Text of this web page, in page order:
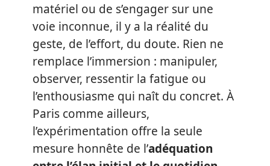
matériel ou de s’engager sur une
voie inconnue, il y a la réalité du
geste, de l’effort, du doute. Rien ne
remplace l’immersion : manipuler,
observer, ressentir la fatigue ou
l’enthousiasme qui naît du concret. À
Paris comme ailleurs,
l’expérimentation offre la seule
mesure honnête de l’adéquation